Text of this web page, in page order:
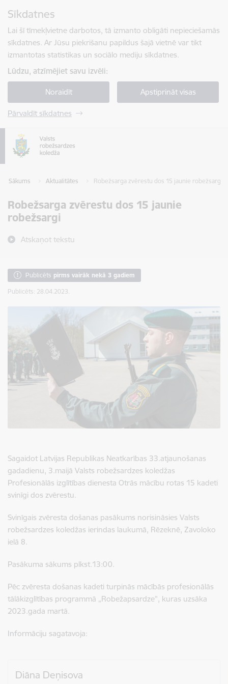
Sīkdatnes
Lai šī tīmekļvietne darbotos, tā izmanto obligāti nepieciešamās
sīkdatnes. Ar Jūsu piekrišanu papildus šajā vietnē var tikt
izmantotas statistikas un sociālo mediju sīkdatnes.
Lūdzu, atzīmējiet savu izvēli:
Noraidīt Apstiprināt visas
Pārvaldīt sīkdatnes
Sākums Aktualitātes Robežsarga zvērestu dos 15 jaunie robežsargi
Robežsarga zvērestu dos 15 jaunie
robežsargi
Atskaņot tekstu
Publicēts pirms vairāk nekā 3 gadiem
Publicēts: 28.04.2023.
Sagaidot Latvijas Republikas Neatkarības 33.atjaunošanas
gadadienu, 3.maijā Valsts robežsardzes koledžas
Profesionālās izglītības dienesta Otrās mācību rotas 15 kadeti
svinīgi dos zvērestu.
Svinīgais zvēresta došanas pasākums norisināsies Valsts
robežsardzes koledžas ierindas laukumā, Rēzeknē, Zavoloko
ielā 8.
Pasākuma sākums plkst.13:00.
Pēc zvēresta došanas kadeti turpinās mācībās profesionālās
tālākizglītības programmā „Robežapsardze”, kuras uzsāka
2023.gada martā.
Informāciju sagatavoja:
Diāna Deņisova